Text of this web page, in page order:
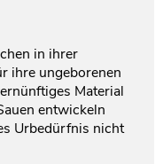
in ihrer
ihre ungeborenen
Material
entwickeln
Urbedürfnis nicht